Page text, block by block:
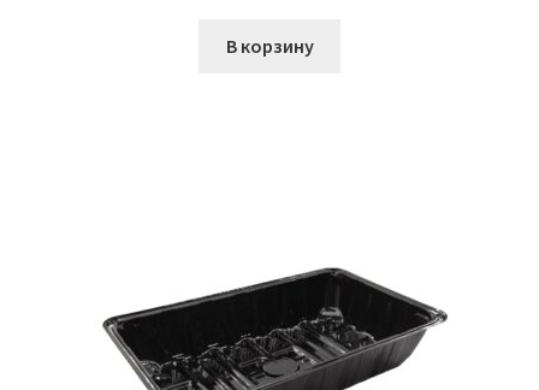
В корзину